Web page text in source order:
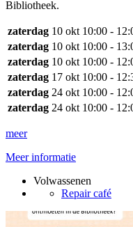
Bibliotheek.
zaterdag 10 okt 10:00 -
zaterdag 10 okt 10:00 -
zaterdag 10 okt 10:00 -
zaterdag 17 okt 10:00 -
zaterdag 24 okt 10:00 -
zaterdag 24 okt 10:00 -
meer
Meer informatie
Volwassenen
Repair café